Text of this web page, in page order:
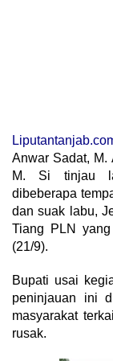
Anwar Sadat, M.
M. Si tinjau
dibeberapa
dan suak labu,
Tiang PLN
(21/9).
Bupati usai
peninjauan ini
masyarakat
rusak.